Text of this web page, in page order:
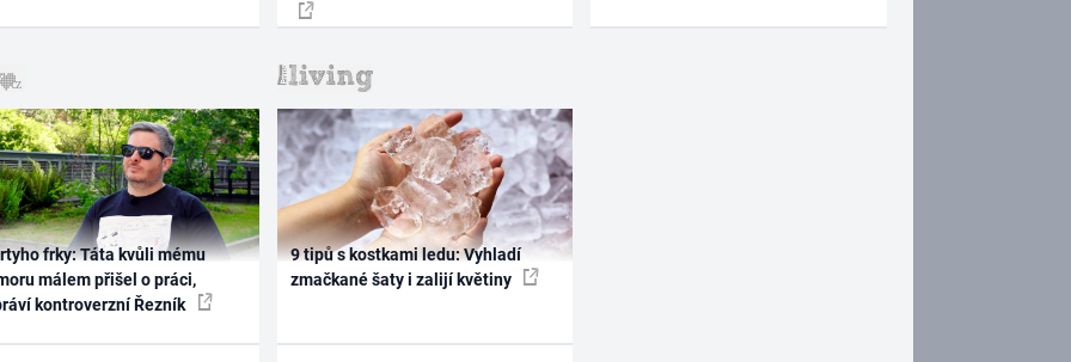
frky: Táta kvůli mému
málem přišel o práci,
kontroverzní Řezník
9 tipů s kostkami ledu: Vyhladí
zmačkané šaty i zalijí květiny